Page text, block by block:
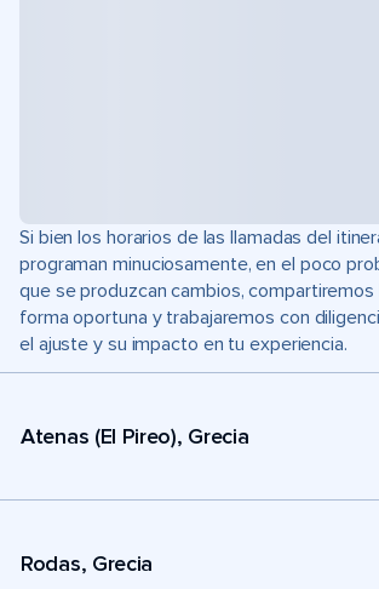
Si bien los horarios de las llamadas del
programan minuciosamente, en el poco
que se produzcan cambios,
forma oportuna y trabajaremos con
el ajuste y su impacto en tu experiencia.
Atenas (El Pireo), Grecia
Rodas, Grecia